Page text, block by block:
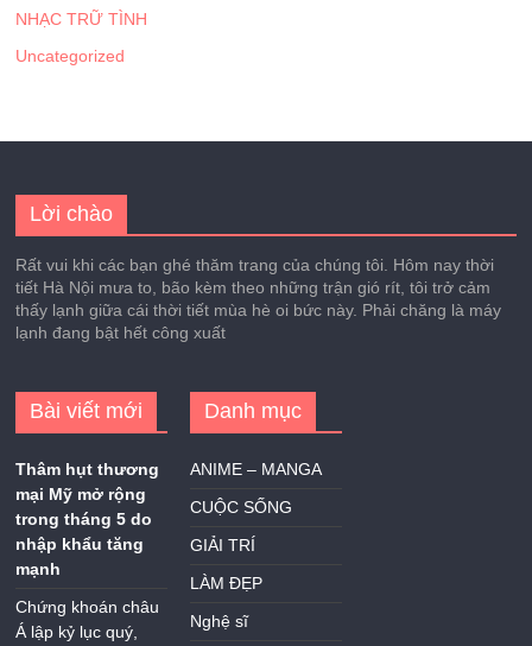
NHẠC TRỮ TÌNH
Uncategorized
Lời chào
Rất vui khi các bạn ghé thăm trang của chúng tôi. Hôm nay thời
tiết Hà Nội mưa to, bão kèm theo những trận gió rít, tôi trở cảm
thấy lạnh giữa cái thời tiết mùa hè oi bức này. Phải chăng là máy
lạnh đang bật hết công xuất
Bài viết mới
Thâm hụt thương
mại Mỹ mở rộng
trong tháng 5 do
nhập khẩu tăng
mạnh
Chứng khoán châu
Á lập kỷ lục quý,
Danh mục
ANIME – MANGA
CUỘC SỐNG
GIẢI TRÍ
LÀM ĐẸP
Nghệ sĩ